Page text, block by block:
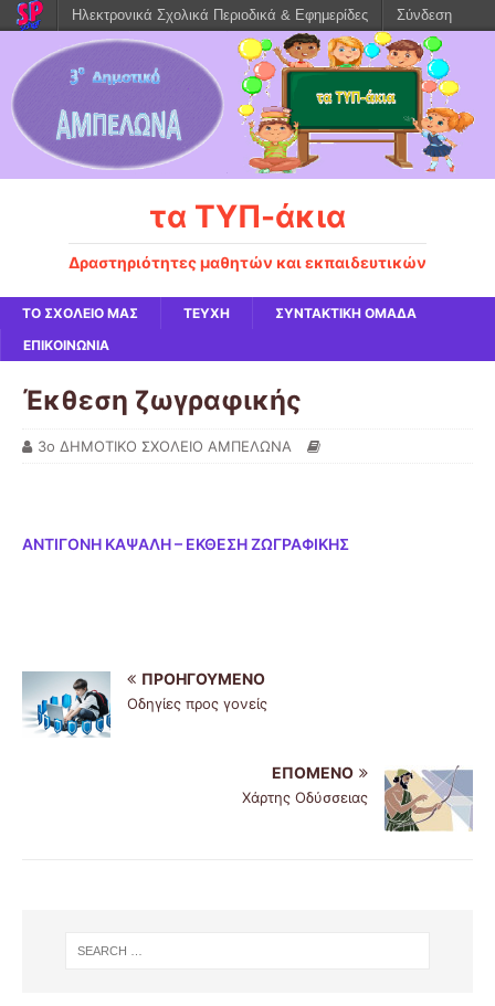
τα ΤΥΠ-άκια
Δραστηριότητες μαθητών και εκπαιδευτικών
ΤΟ ΣΧΟΛΕΙΟ ΜΑΣ ΤΕΥΧΗ
ΣΥΝΤΑΚΤΙΚΗ ΟΜΑΔΑ
ΕΠΙΚΟΙΝΩΝΙΑ
Έκθεση ζωγραφικής
3ο ΔΗΜΟΤΙΚΟ ΣΧΟΛΕΙΟ ΑΜΠΕΛΩΝΑ
ΑΝΤΙΓΟΝΗ ΚΑΨΑΛΗ – ΕΚΘΕΣΗ ΖΩΓΡΑΦΙΚΗΣ
ΠΡΟΗΓΟΎΜΕΝΟ
Οδηγίες προς γονείς
ΕΠΌΜΕΝΟ
Χάρτης Οδύσσειας
Ηλεκτρονικά Σχολικά Περιοδικά & Εφημερίδες Σύνδεση